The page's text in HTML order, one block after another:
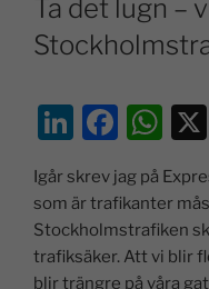
Ta det lugn –
Li
k
e
dI
F
c
e
b
W
at
s
A
Igår skrev jag på
som är trafikanter
Stockholmstrafiken
trafiksäker. Att vi blir
blir trängre på våra